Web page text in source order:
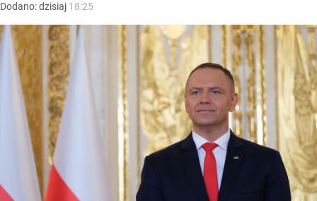
Dodano:dzisiaj 18:25